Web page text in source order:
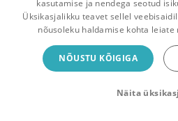
Pealehele Ostukorv Sõnumid
Raamatuvahetuse
Vaheta raamatuid veelgi
kasutamise ja nendega seotud
Üksikasjalikku teavet sellel
nõusoleku haldamise kohta leiate
NÕUSTU KÕIGIGA
Näita